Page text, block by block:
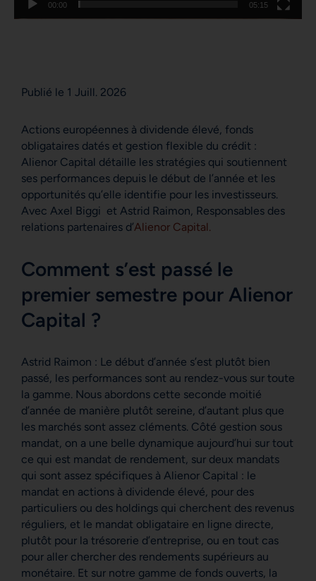
00:00 05:15
Publié le 1 Juill. 2026
Actions européennes à dividende élevé, fonds
obligataires datés et gestion flexible du crédit :
Alienor Capital détaille les stratégies qui soutiennent
ses performances depuis le début de l’année et les
opportunités qu’elle identifie pour les investisseurs.
Avec Axel Biggi et Astrid Raimon, Responsables des
relations partenaires d’Alienor Capital.
Comment s’est passé le
premier semestre pour Alienor
Capital ?
Astrid Raimon : Le début d’année s’est plutôt bien
passé, les performances sont au rendez-vous sur toute
la gamme. Nous abordons cette seconde moitié
d’année de manière plutôt sereine, d’autant plus que
les marchés sont assez cléments. Côté gestion sous
mandat, on a une belle dynamique aujourd’hui sur tout
ce qui est mandat de rendement, sur deux mandats
qui sont assez spécifiques à Alienor Capital : le
mandat en actions à dividende élevé, pour des
particuliers ou des holdings qui cherchent des revenus
réguliers, et le mandat obligataire en ligne directe,
plutôt pour la trésorerie d’entreprise, ou en tout cas
pour aller chercher des rendements supérieurs au
monétaire. Et sur notre gamme de fonds ouverts, la